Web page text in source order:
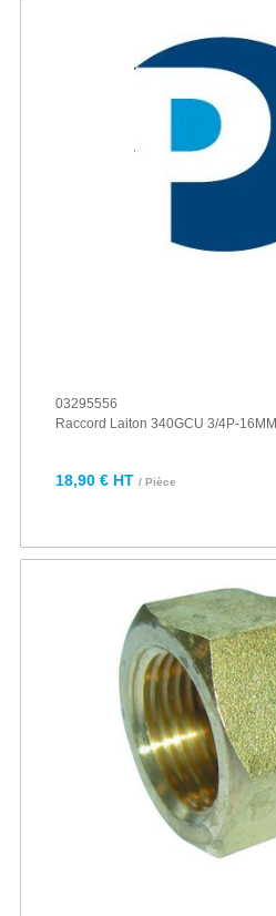
03295556
Raccord Laiton 340GCU 3/4P-16MM
18,90 € HT / Pièce